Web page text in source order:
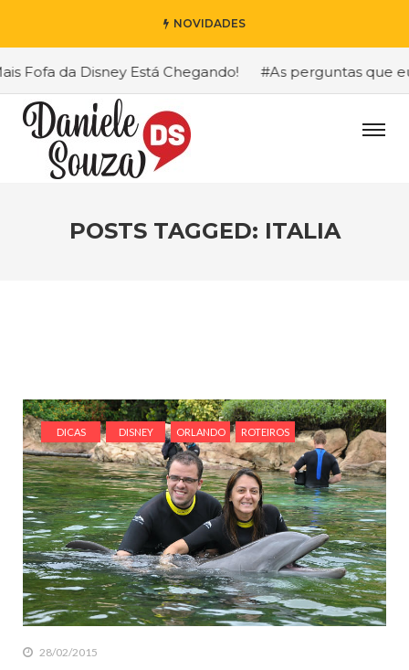
NOVIDADES
da Disney Está Chegando! #As perguntas que eu
POSTS TAGGED: ITALIA
DICAS DISNEY ORLANDO ROTEIROS
28/02/2015